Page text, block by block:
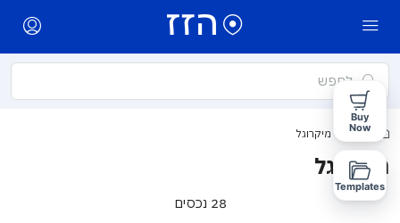
בית מיקרוגל
מיקרוגל
28 נכסים
Buy
Now
Templates